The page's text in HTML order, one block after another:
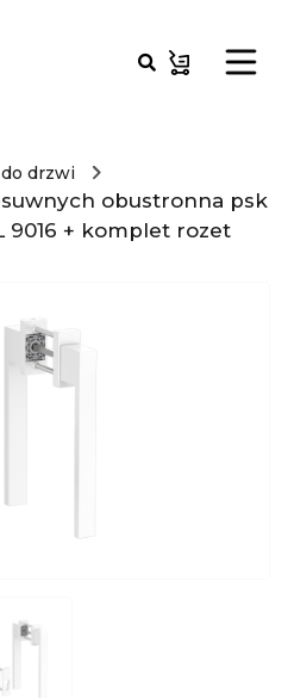
drzwi
obustronna psk
9016 + komplet rozet